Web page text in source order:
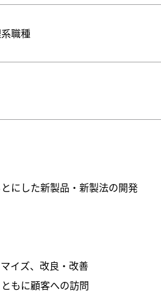
職種
にした新製品・新製法の開発
イズ、改良・改善
もに顧客への訪問